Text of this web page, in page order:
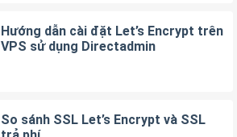
Hướng dẫn cài đặt Let’s Encrypt trên
VPS sử dụng Directadmin
So sánh SSL Let’s Encrypt và SSL